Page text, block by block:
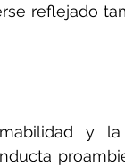
reflejado
y la